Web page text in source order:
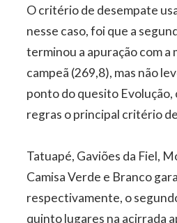
O critério de desempate
nesse caso, foi que a
terminou a apuração com a
campeã (269,8), mas não
ponto do quesito Evolução,
regras o principal critério
Tatuapé, Gaviões da Fiel,
Camisa Verde e Branco
respectivamente, o
quinto lugares na acirrada